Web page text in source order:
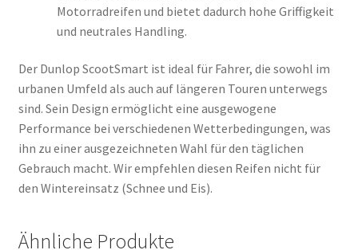
Motorradreifen und bietet dadurch hohe Griffigkeit
und neutrales Handling.
Der Dunlop ScootSmart ist ideal für Fahrer, die sowohl im
urbanen Umfeld als auch auf längeren Touren unterwegs
sind. Sein Design ermöglicht eine ausgewogene
Performance bei verschiedenen Wetterbedingungen, was
ihn zu einer ausgezeichneten Wahl für den täglichen
Gebrauch macht. Wir empfehlen diesen Reifen nicht für
den Wintereinsatz (Schnee und Eis).
Ähnliche Produkte